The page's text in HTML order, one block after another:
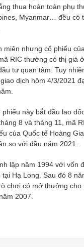
thua hoàn toàn phụ
Myanmar… đều có
miên nhưng cổ phiếu
RIC thường có thị giá
tư quan tâm. Tuy
dịch hôm 4/3/2021
này bắt đầu lao
8 và tháng 11, mã
của Quốc tế Hoàng
so với đầu năm 2021.
lập năm 1994 với vốn
Hạ Long. Sau đó 8
chơi có mở thưởng
2007.